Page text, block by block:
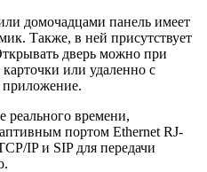
домочадцами панель имеет
Также, в ней присутствует
дверь можно при
или удаленно с
приложение.
реального времени,
портом Ethernet RJ-
IP и SIP для передачи